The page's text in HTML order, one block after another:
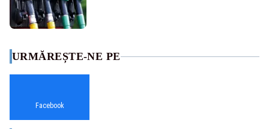
URMĂREȘTE-NE PE
Facebook